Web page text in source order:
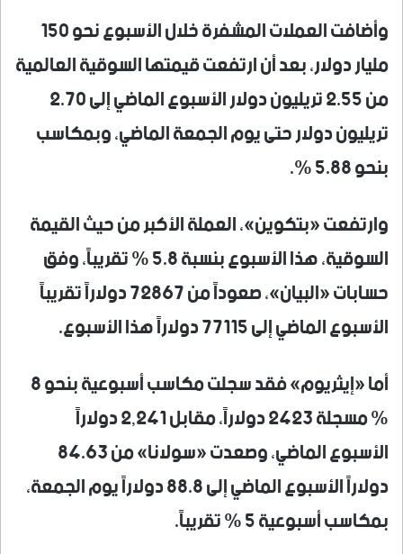
وأضافت العملات المشفرة خلال الأسبوع نحو 150
مليار دولار، بعد أن ارتفعت قيمتها السوقية العالمية
من 2.55 تريليون دولار الأسبوع الماضي إلى 2.70
تريليون دولار حتى يوم الجمعة الماضي، وبمكاسب
بنحو 5.88 %.
وارتفعت «بتكوين»، العملة الأكبر من حيث القيمة
السوقية، هذا الأسبوع بنسبة 5.8 % تقريباً، وفق
حسابات «البيان»، صعوداً من 72867 دولاراً تقريباً
الأسبوع الماضي إلى 77115 دولاراً هذا الأسبوع.
أما «إيثريوم» فقد سجلت مكاسب أسبوعية بنحو 8
% مسجلة 2423 دولاراً، مقابل 2,241 دولاراً
الأسبوع الماضي، وصعدت «سولانا» من 84.63
دولاراً الأسبوع الماضي إلى 88.8 دولاراً يوم الجمعة،
بمكاسب أسبوعية 5 % تقريباً.